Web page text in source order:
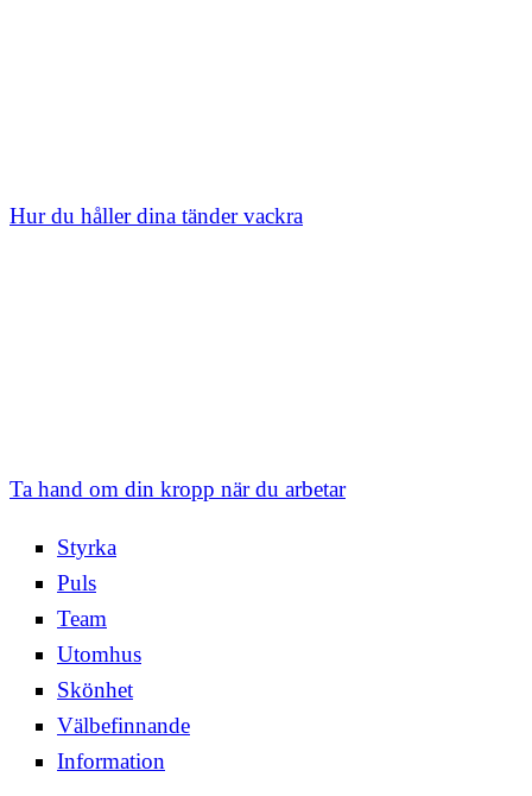
Hur du håller dina tänder vackra
Ta hand om din kropp när du arbetar
Styrka
Puls
Team
Utomhus
Skönhet
Välbefinnande
Information